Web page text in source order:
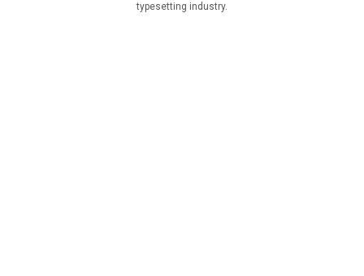
typesetting industry.